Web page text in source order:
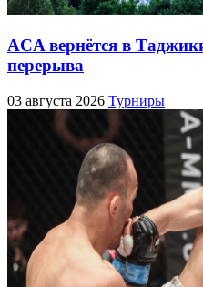
ACA вернётся в
перерыва
03 августа 2026 Турниры